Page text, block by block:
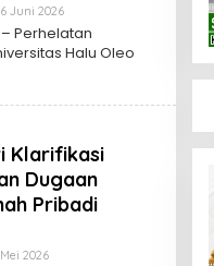
Juni 2026Oleh
Update
Perhelatan
Halu Oleo
Klarifikasi
Dugaan
Pribadi
2026Oleh